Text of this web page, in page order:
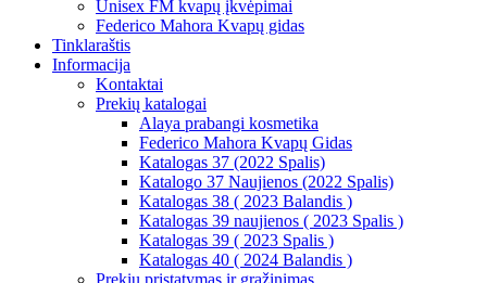
Unisex FM kvapų įkvėpimai
Federico Mahora Kvapų gidas
Tinklaraštis
Informacija
Kontaktai
Prekių katalogai
Alaya prabangi kosmetika
Federico Mahora Kvapų Gidas
Katalogas 37 (2022 Spalis)
Katalogo 37 Naujienos (2022 Spalis)
Katalogas 38 ( 2023 Balandis )
Katalogas 39 naujienos ( 2023 Spalis )
Katalogas 39 ( 2023 Spalis )
Katalogas 40 ( 2024 Balandis )
Prekių pristatymas ir grąžinimas